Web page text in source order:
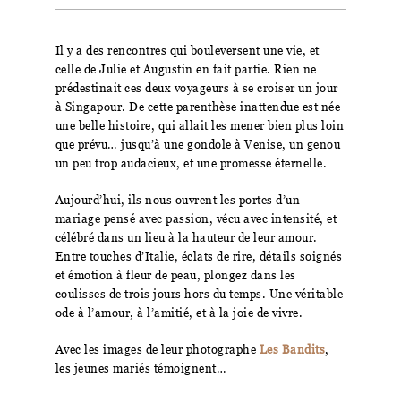
Il y a des rencontres qui bouleversent une vie, et
celle de Julie et Augustin en fait partie. Rien ne
prédestinait ces deux voyageurs à se croiser un jour
à Singapour. De cette parenthèse inattendue est née
une belle histoire, qui allait les mener bien plus loin
que prévu… jusqu’à une gondole à Venise, un genou
un peu trop audacieux, et une promesse éternelle.
Aujourd’hui, ils nous ouvrent les portes d’un
mariage pensé avec passion, vécu avec intensité, et
célébré dans un lieu à la hauteur de leur amour.
Entre touches d’Italie, éclats de rire, détails soignés
et émotion à fleur de peau, plongez dans les
coulisses de trois jours hors du temps. Une véritable
ode à l’amour, à l’amitié, et à la joie de vivre.
Avec les images de leur photographe Les Bandits,
les jeunes mariés témoignent…